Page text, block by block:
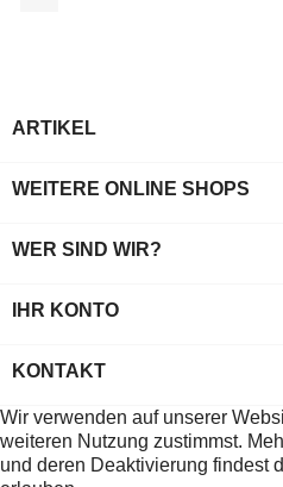
ARTIKEL
WEITERE ONLINE SHOPS
WER SIND WIR?
IHR KONTO
KONTAKT
Wir verwenden auf unserer
weiteren Nutzung zustimmst.
und deren Deaktivierung findest